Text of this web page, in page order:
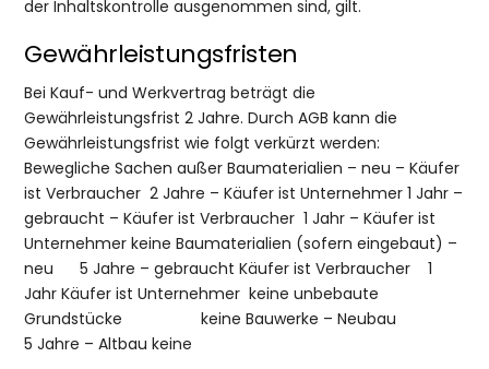
der Inhaltskontrolle ausgenommen sind, gilt.
Gewährleistungsfristen
Bei Kauf- und Werkvertrag beträgt die
Gewährleistungsfrist 2 Jahre. Durch AGB kann die
Gewährleistungsfrist wie folgt verkürzt werden:
Bewegliche Sachen außer Baumaterialien – neu – Käufer
ist Verbraucher 2 Jahre – Käufer ist Unternehmer 1 Jahr –
gebraucht – Käufer ist Verbraucher 1 Jahr – Käufer ist
Unternehmer keine Baumaterialien (sofern eingebaut) –
neu 5 Jahre – gebraucht Käufer ist Verbraucher 1
Jahr Käufer ist Unternehmer keine unbebaute
Grundstücke keine Bauwerke – Neubau
5 Jahre – Altbau keine